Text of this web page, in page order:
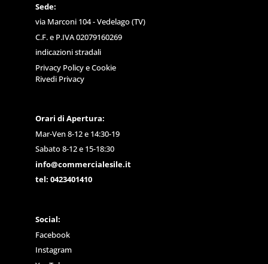
Sede:
via Marconi 104 - Vedelago (TV)
C.F. e P.IVA 02079160269
indicazioni stradali
Privacy PolicyeCookie
Rivedi Privacy
Orari di Apertura:
Mar-Ven 8-12 e 14:30-19
Sabato 8-12 e 15-18:30
info@commercialesile.it
tel: 0423401410
Social:
Facebook
Instagram